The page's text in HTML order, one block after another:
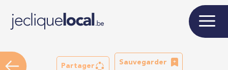
Partager
Sauvegarder